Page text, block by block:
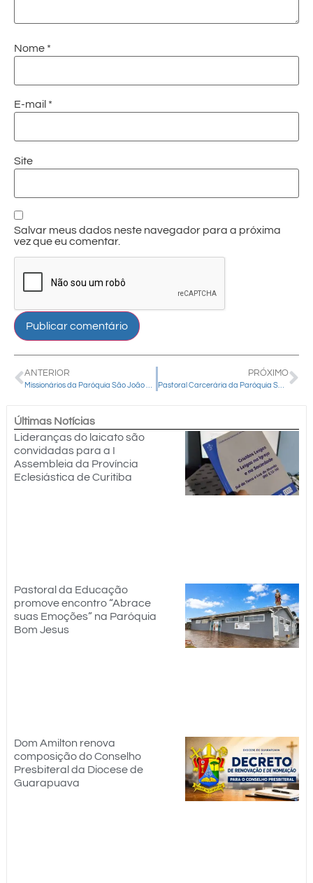
Nome *
E-mail *
Site
Salvar meus dados neste navegador para a próxima
vez que eu comentar.
ANTERIOR PRÓXIMO
Pastoral Carcerária da Paróquia Santa Terezinha celebra Santa Missa na Cadeia Pública de Guarapuava
Últimas Notícias
Lideranças do laicato são
convidadas para a I
Assembleia da Província
Eclesiástica de Curitiba
Pastoral da Educação
promove encontro “Abrace
suas Emoções” na Paróquia
Bom Jesus
Dom Amilton renova
composição do Conselho
Presbiteral da Diocese de
Guarapuava